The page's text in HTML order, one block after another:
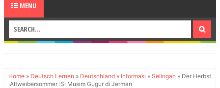
MENU
Home » Deutsch Lernen » Deutschland » Informasi » Selingan » Der Herbst
:Altweibersommer :Si Musim Gugur di Jerman